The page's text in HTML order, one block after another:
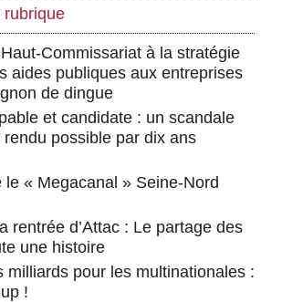
rubrique
Commissariat à la stratégie
aides publiques aux entreprises
de dingue
et candidate : un scandale
possible par dix ans
le « Megacanal » Seine-Nord
rentrée d’Attac : Le partage des
une histoire
milliards pour les multinationales :
!